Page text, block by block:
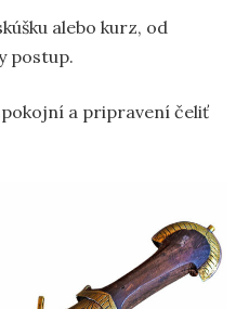
alebo kurz, od
postup.
a pripravení čeliť